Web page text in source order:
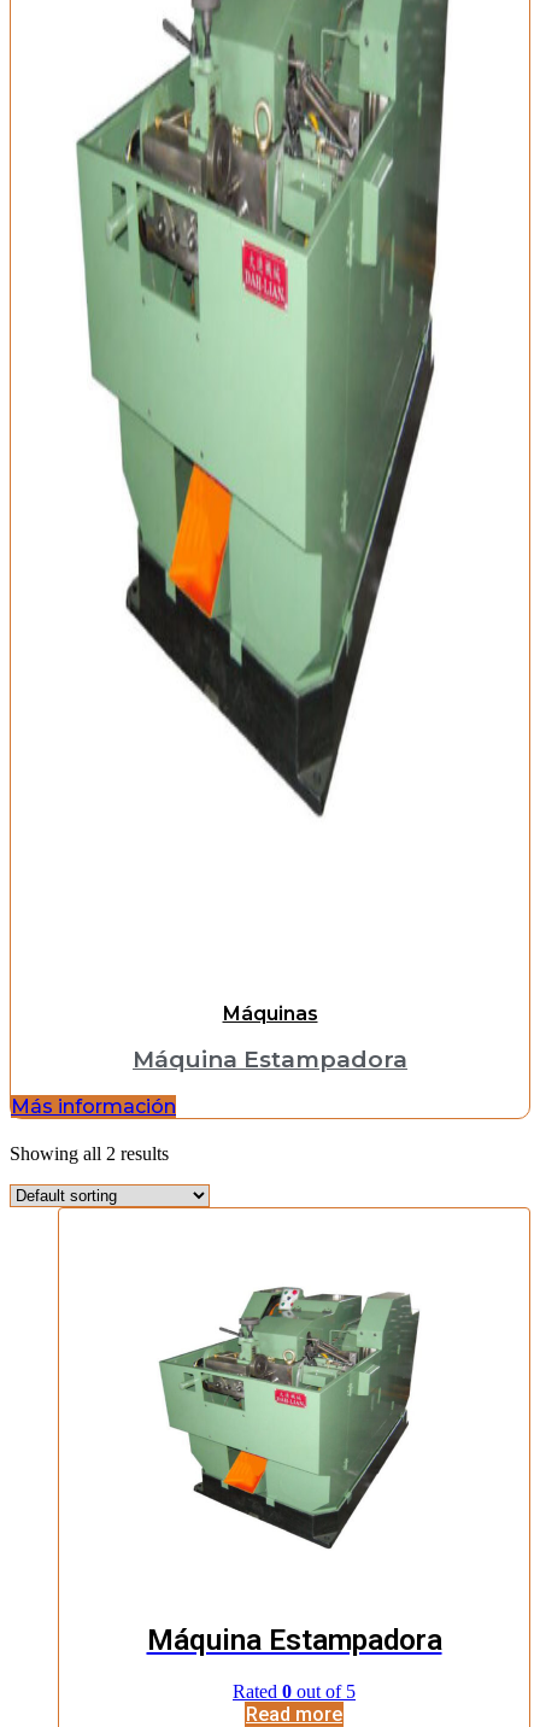
Máquinas
Máquina Estampadora
Más información
Showing all 2 results
Máquina Estampadora
Rated 0 out of 5
Read more